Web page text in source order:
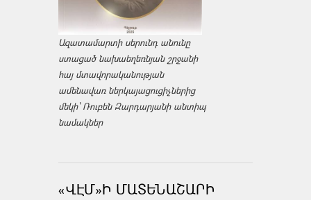
Ազատամարտի սերունդ անունը
ստացած նախաեղեռնյան շրջանի
հայ մտավորականության
ամենավառ ներկայացուցիչներից
մեկի՝ Ռուբեն Զարդարյանի անտիպ
նամակներ
«ՎԷՄ»Ի ՄԱՏԵՆԱՇԱՐԻ